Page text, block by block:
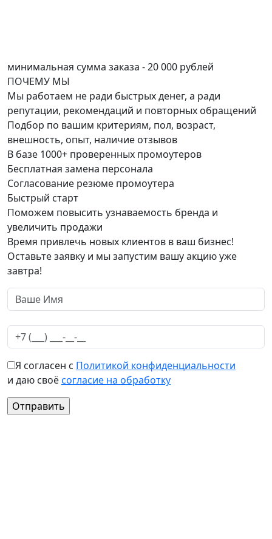
минимальная сумма заказа - 20 000 рублей
ПОЧЕМУ МЫ
Мы работаем не ради быстрых денег, а ради
репутации, рекомендаций и повторных обращений
Подбор по вашим критериям, пол, возраст,
внешность, опыт, наличие отзывов
В базе 1000+ проверенных промоутеров
Бесплатная замена персонала
Согласование резюме промоутера
Быстрый старт
Поможем повысить узнаваемость бренда и
увеличить продажи
Время привлечь новых клиентов в ваш бизнес!
Оставьте заявку и мы запустим вашу акцию уже
завтра!
Я согласен с Политикой конфиденциальности
и даю своёсогласие на обработку